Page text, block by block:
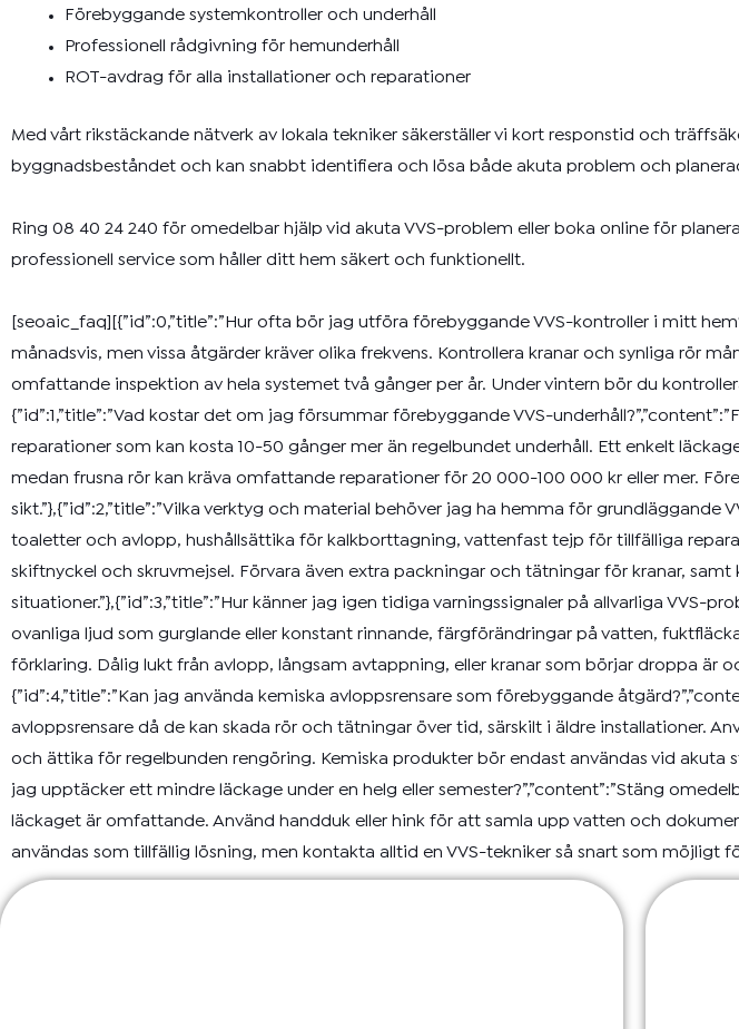
Förebyggande systemkontroller och underhåll
Professionell rådgivning för hemunderhåll
ROT-avdrag för alla installationer och reparationer
Med vårt rikstäckande nätverk av lokala tekniker säkerställer vi kort responstid och
byggnadsbeståndet och kan snabbt identifiera och lösa både akuta problem och
Ring 08 40 24 240 för omedelbar hjälp vid akuta VVS-problem eller boka online för
professionell service som håller ditt hem säkert och funktionellt.
[seoaic_faq][{”id”:0,”title”:”Hur ofta bör jag utföra förebyggande VVS-kontroller i mitt
månadsvis, men vissa åtgärder kräver olika frekvens. Kontrollera kranar och synliga rör
omfattande inspektion av hela systemet två gånger per år. Under vintern bör du
{”id”:1,”title”:”Vad kostar det om jag försummar förebyggande VVS-
reparationer som kan kosta 10-50 gånger mer än regelbundet underhåll. Ett enkelt
medan frusna rör kan kräva omfattande reparationer för 20 000-100 000 kr eller mer.
sikt.”},{”id”:2,”title”:”Vilka verktyg och material behöver jag ha hemma för grundläggande
toaletter och avlopp, hushållsättika för kalkborttagning, vattenfast tejp för tillfälliga
skiftnyckel och skruvmejsel. Förvara även extra packningar och tätningar för kranar,
situationer.”},{”id”:3,”title”:”Hur känner jag igen tidiga varningssignaler på allvarliga VVS-
ovanliga ljud som gurglande eller konstant rinnande, färgförändringar på vatten,
förklaring. Dålig lukt från avlopp, långsam avtappning, eller kranar som börjar droppa är
{”id”:4,”title”:”Kan jag använda kemiska avloppsrensare som förebyggande
avloppsrensare då de kan skada rör och tätningar över tid, särskilt i äldre installationer.
och ättika för regelbunden rengöring. Kemiska produkter bör endast användas vid akuta
jag upptäcker ett mindre läckage under en helg eller semester?”,”content”:”Stäng
läckaget är omfattande. Använd handduk eller hink för att samla upp vatten och
användas som tillfällig lösning, men kontakta alltid en VVS-tekniker så snart som möjligt